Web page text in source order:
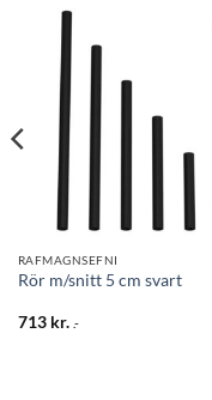
RAFMAGNSEFNI
Rör m/snitt 5 cm svart
713 kr. .-